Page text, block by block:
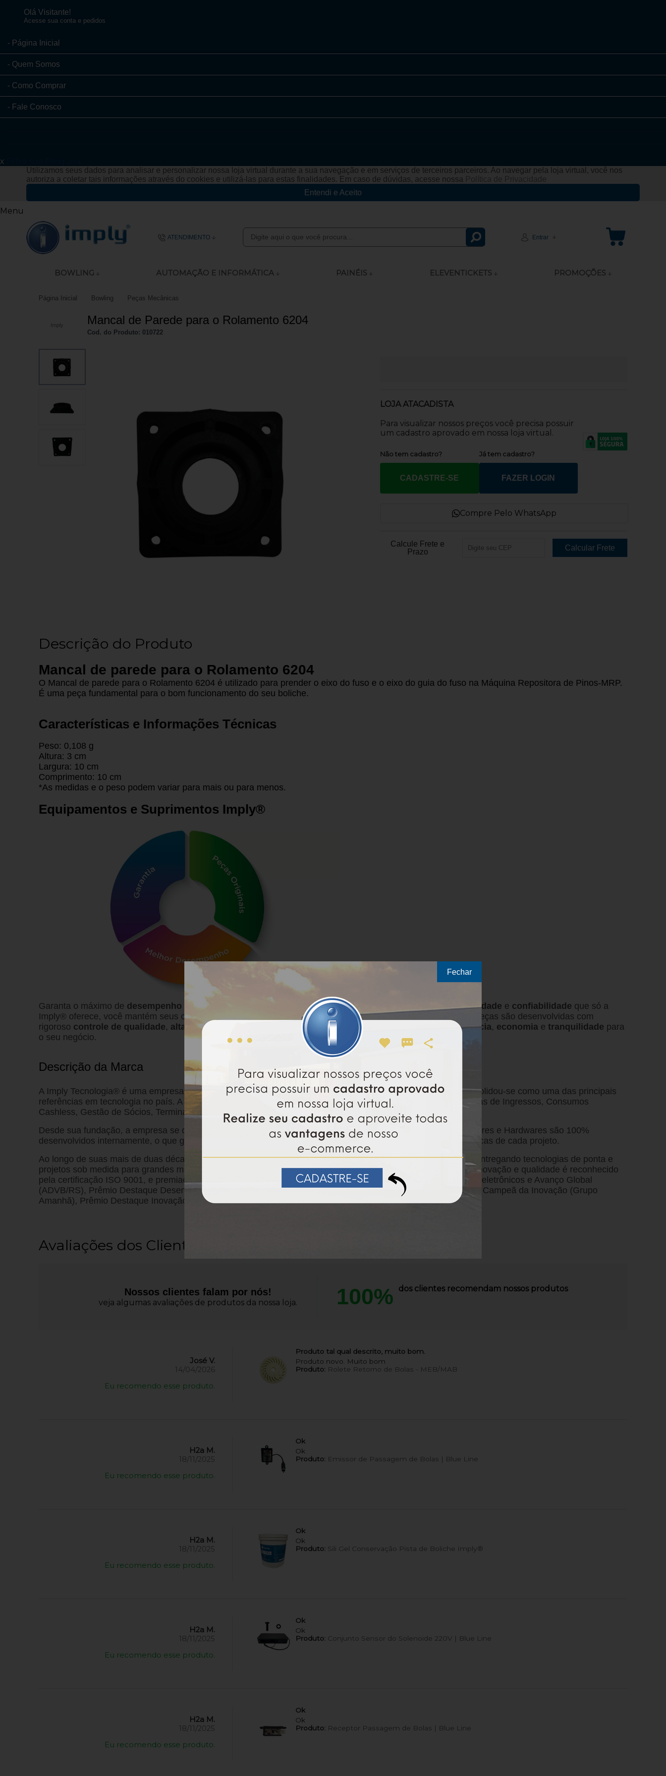
Olá Visitante!
Acesse sua conta e pedidos
Página Inicial
Quem Somos
Como Comprar
Fale Conosco
x
Utilizamos seus dados para analisar e personalizar nossa loja virtual durante a sua navegação e em serviços de terceiros parceiros. Ao navegar pela loja virtual, você nos
autoriza a coletar tais informações através do cookies e utilizá-las para estas finalidades. Em caso de dúvidas, acesse nossa
Entendi e Aceito
Menu
ATENDIMENTO
Seg - Sex das 08:00 às 12:00 - 13:15 às 18:00
Entrar
BOWLING AUTOMAÇÃO E INFORMÁTICA PAINÉIS ELEVENTICKETS PROMOÇÕES
Página Inicial Bowling Peças Mecânicas
Imply Mancal de Parede para o Rolamento 6204
Cod. do Produto: 010722
LOJA ATACADISTA
Para visualizar nossos preços você precisa possuir
um cadastro aprovado em nossa loja virtual.
Não tem cadastro?
CADASTRE-SE
Já tem cadastro?
FAZER LOGIN
Compre Pelo WhatsApp
Calcule Frete e
Prazo
Descrição do Produto
Mancal de parede para o Rolamento 6204
O Mancal de parede para o Rolamento 6204 é utilizado para prender o eixo do fuso e o eixo do guia do fuso na Máquina Repositora de Pinos-MRP.
É uma peça fundamental para o bom funcionamento do seu boliche.
Características e Informações Técnicas
Peso: 0,108 g
Altura: 3 cm
Largura: 10 cm
Comprimento: 10 cm
*As medidas e o peso podem variar para mais ou para menos.
Equipamentos e Suprimentos Imply®
Garanta o máximo de desempenho dos seus equipamentos com os suprimentos originais Imply®! Com aqualidade e confiabilidade que só a
Imply® oferece, você mantém seus clientes satisfeitos e suas instalações sempre em perfeito estado. Nossas peças são desenvolvidas com
rigoroso controle de qualidade, alta resistência durabilidade excepcional tudo para entregar mais eficiência, economia e tranquilidade para
o seu negócio.
Descrição da Marca
A Imply Tecnologia® é uma empresa brasileira, com presença em mais de 125 países. Fundada em 2003, consolidou-se como uma das principais
referências em tecnologia no país. A Imply® desenvolve soluções completas e para Controle de Acessos, Vendas de Ingressos, Consumos
Cashless, Gestão de Sócios, Terminais de Autoatendimento, Bowling e Painéis de LED.
Desde sua fundação, a empresa se destaca pela constante inovação e excelência tecnológica. Todos os Softwares e Hardwares são 100%
desenvolvidos internamente, o que garante alto desempenho e flexibilidade para atender às demandas específicas de cada projeto.
Ao longo de suas mais de duas décadas de atuação, a Imply® vem consolidando um crescimento expressivo, entregando tecnologias de ponta e
projetos sob medida para grandes marcas e organizações ao redor do mundo. Este caminho de competência, inovação e qualidade é reconhecido
pela certificação ISO 9001, e premiações como Prêmio Exportação – Destaque Inovação Tecnológica, TI, Eletroeletrônicos e Avanço Global
(ADVB/RS), Prêmio Destaque Desenvolvimento Tecnológico (Gazeta e Rotary Club Santa Cruz do Sul), Prêmio Campeã da Inovação (Grupo
Amanhã), Prêmio Destaque Inovação (BRDE), entre outros não menos importantes. Saiba mais em imply.com.
Avaliações dos Clientes
Nossos clientes falam por nós!
veja algumas avaliações de produtos da nossa loja. 100% dos clientes recomendam nossos produtos
José V.
14/04/2026
Eu recomendo esse produto.
Produto tal qual descrito, muito bom.
Produto novo. Muito bom
Produto: Rolete Retorno de Bolas - MEB/MAB
H2a M.
18/11/2025
Eu recomendo esse produto.
Ok
Ok
Produto: Emissor de Passagem de Bolas | Blue Line
H2a M.
18/11/2025
Eu recomendo esse produto.
Ok
Ok
Produto: Sili Gel Conservação Pista de Boliche Imply®
H2a M.
18/11/2025
Eu recomendo esse produto.
Ok
Ok
Produto: Conjunto Sensor do Solenoide 220V | Blue Line
H2a M.
18/11/2025
Eu recomendo esse produto.
Ok
Ok
Produto: Receptor Passagem de Bolas | Blue Line
Fechar